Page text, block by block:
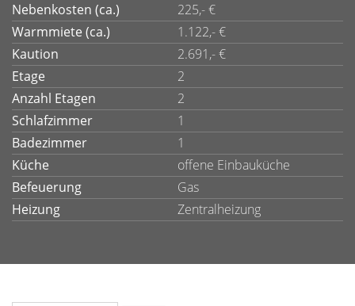
Nebenkosten (ca.)
225,- €
Warmmiete (ca.)
1.122,- €
Kaution
2.691,- €
Etage
2
Anzahl Etagen
2
Schlafzimmer
1
Badezimmer
1
Küche
offene Einbauküche
Befeuerung
Gas
Heizung
Zentralheizung